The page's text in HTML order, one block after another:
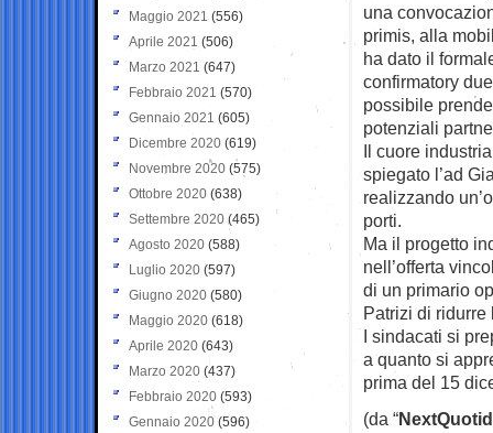
una
primis, alla
ha dato il
confirmatory
possibile
potenziali
Il cuore
spiegato l’ad
realizzando
porti.
Ma il progetto
nell’offerta
di un primario
Patrizi di
I sindacati si
a quanto si
prima del 15
(da “
Maggio 2021 (556)
Aprile 2021 (506)
Marzo 2021 (647)
Febbraio 2021 (570)
Gennaio 2021 (605)
Dicembre 2020 (619)
Novembre 2020 (575)
Ottobre 2020 (638)
Settembre 2020(465)
Agosto 2020 (588)
Luglio 2020 (597)
Giugno 2020 (580)
Maggio 2020 (618)
Aprile 2020 (643)
Marzo 2020 (437)
Febbraio 2020 (593)
Gennaio 2020 (596)